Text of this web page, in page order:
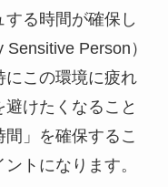
る時間が確保し
Person）
にこの環境に疲れ
けたくなること
」を確保するこ
トになります。